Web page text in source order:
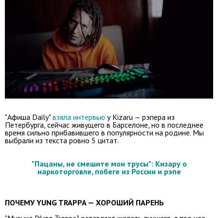
"Афиша Daily"взяла интервью у Kizaru — рэпера из
Петербурга, сейчас живущего в Барселоне, но в последнее
время сильно прибавившего в популярности на родине. Мы
выбрали из текста ровно 5 цитат.
"Пацаны, не смешите мои трусы": Кизару о
наркоторговле, побеге из России и рэпе
ПОЧЕМУ YUNG TRAPPA — ХОРОШИЙ ПАРЕНЬ